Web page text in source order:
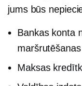
jums būs
Bankas konta
Maksas